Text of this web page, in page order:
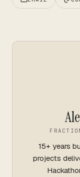
15+ years
projects